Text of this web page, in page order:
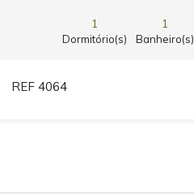
1
Dormitório(s)
1
Banheiro(s)
REF 4064